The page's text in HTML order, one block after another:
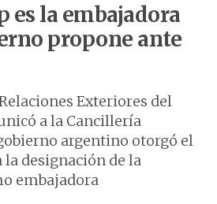
es la embajadora
propone ante
Exteriores del
a la Cancillería
argentino otorgó el
designación de la
embajadora